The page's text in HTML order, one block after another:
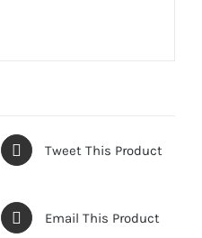
Tweet This Product
Email This Product